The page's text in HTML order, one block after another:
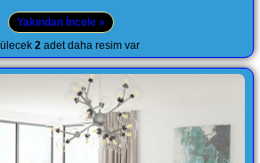
Yakından İncele »
2 adet daha resim var